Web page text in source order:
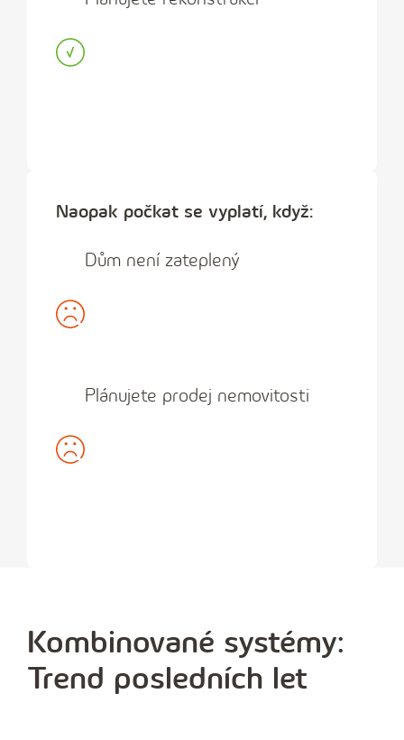
Naopak počkat se vyplatí, když:
Dům není zateplený
Plánujete prodej nemovitosti
Kombinované systémy:
Trend posledních let